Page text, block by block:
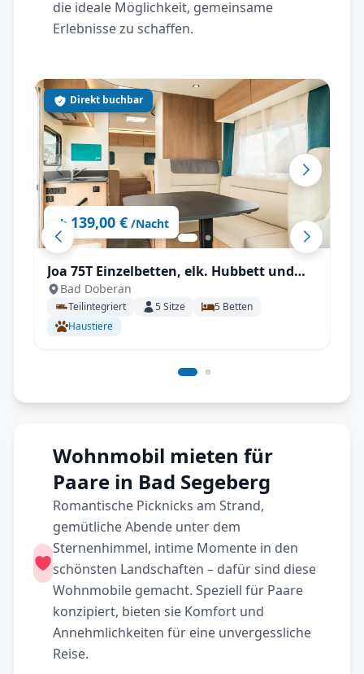
die ideale Möglichkeit, gemeinsame
Erlebnisse zu schaffen.
ab 139,00 € /Nacht
Direkt buchbar
Joa 75T Einzelbetten, elk. Hubbett und
großer Wohnbereich für bis zu 5
Personen
Bad Doberan
Teilintegriert 5Sitze 5 Betten
Haustiere
Wohnmobil mieten für
Paare in Bad Segeberg
Romantische Picknicks am Strand,
gemütliche Abende unter dem
Sternenhimmel, intime Momente in den
schönsten Landschaften – dafür sind diese
Wohnmobile gemacht. Speziell für Paare
konzipiert, bieten sie Komfort und
Annehmlichkeiten für eine unvergessliche
Reise.